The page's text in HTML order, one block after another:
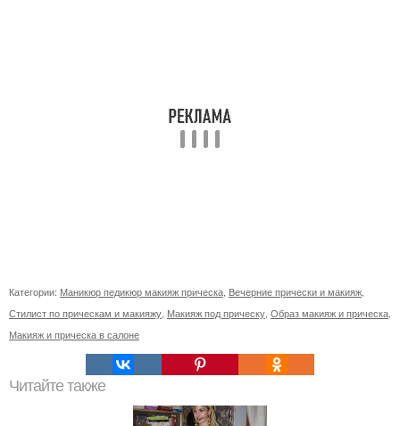
Категории: Маникюр педикюр макияж прическа Вечерние прически и макияж
Стилист по прическам и макияжу Макияж под прическу Образ макияж и прическа
Макияж и прическа в салоне
Читайте также